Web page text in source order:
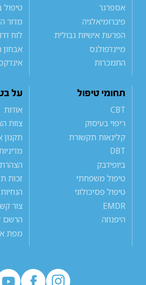
אספרגר
פיברומיאלגיה
הפרעת אישיות גבולית
מיינדפולנס
התמכרות
מדור
לוח
אבחון
תחומי טיפול
CBT
ריפוי בעיסוק
קלינאות תקשורת
DBT
ביופידבק
טיפול משפחתי
טיפול פסיכולוגי
EMDR
היפנוזה
על
אודות
צוות
הצהרת
זכות
צור
הרשם
מפת